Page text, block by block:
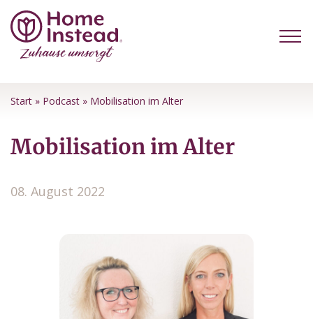
Start » Podcast » Mobilisation im Alter
Mobilisation im Alter
08. August 2022